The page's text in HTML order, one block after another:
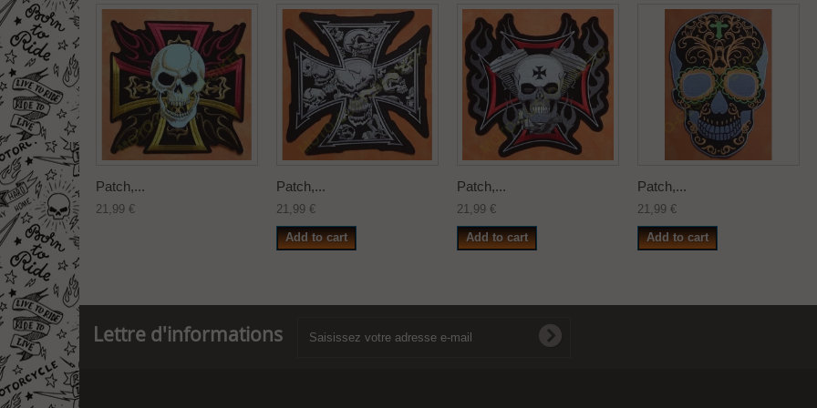
Patch,...
21,99 €
Patch,...
21,99 €
Add to cart
Patch,...
21,99 €
Add to cart
Patch,...
21,99 €
Add to cart
Lettre d'informations